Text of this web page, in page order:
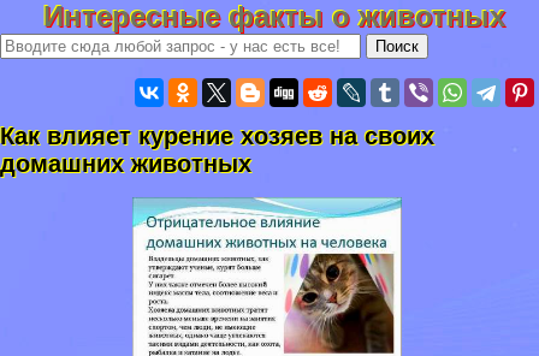
Интересные факты о животных
Как влияет курение хозяев на своих
домашних животных